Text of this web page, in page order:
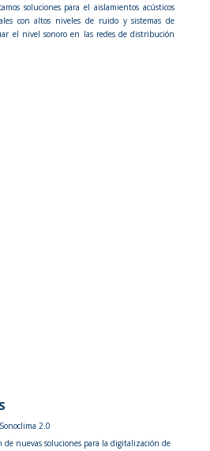
soluciones para el aislamientos acústicos
con altos niveles de ruido y sistemas de
el nivel sonoro en las redes de distribución
2.0
de nuevas soluciones para la digitalización de